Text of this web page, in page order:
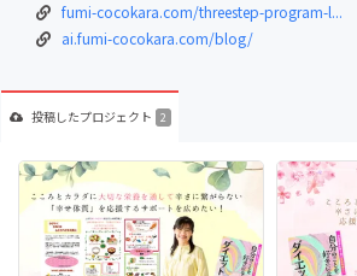
fumi-cocokara.com/threestep-program-l...
ai.fumi-cocokara.com/blog/
投稿したプロジェクト 2